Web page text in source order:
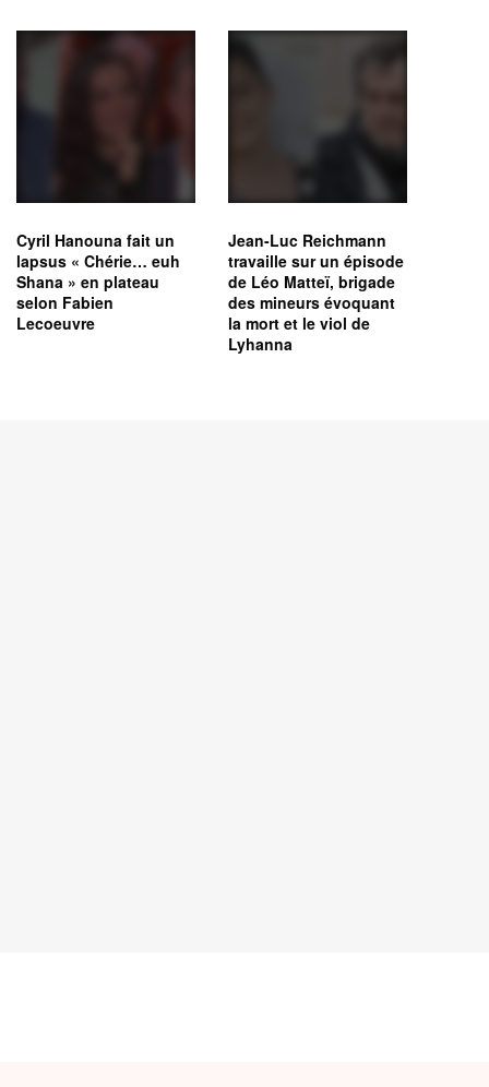
Cyril Hanouna fait un
lapsus « Chérie… euh
Shana » en plateau
selon Fabien
Lecoeuvre
Jean-Luc Reichmann
travaille sur un épisode
de Léo Matteï, brigade
des mineurs évoquant
la mort et le viol de
Lyhanna